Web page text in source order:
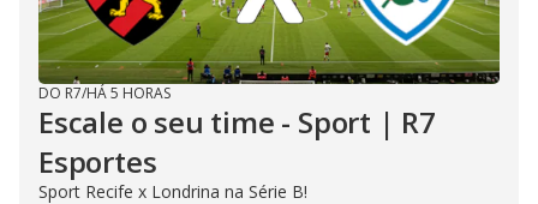
DO R7/HÁ 5 HORAS
Escale o seu time - Sport | R7
Esportes
Sport Recife x Londrina na Série B!